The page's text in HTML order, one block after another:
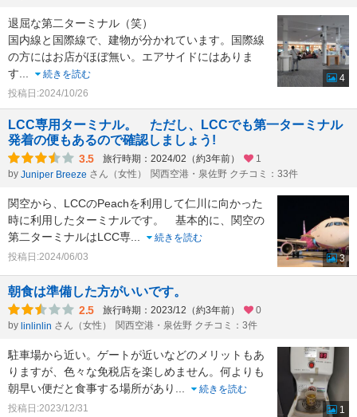
退屈な第二ターミナル（笑）
国内線と国際線で、建物が分かれています。国際線
の方にはお店がほぼ無い。エアサイドにはありま
す
続きを読む
投稿日:2024/10/26
4
LCC専用ターミナル。 ただし、LCCでも第一ターミナル
発着の便もあるので確認しましょう!
3.5 旅行時期：2024/02（約3年前）
1
by Juniper Breeze さん（女性） 関西空港・泉佐野 クチコミ：33件
関空から、LCCのPeachを利用して仁川に向かった
時に利用したターミナルです。 基本的に、関空の
第二ターミナルはLCC専
続きを読む
投稿日:2024/06/03
3
朝食は準備した方がいいです。
2.5 旅行時期：2023/12（約3年前）
0
by linlinlin さん（女性） 関西空港・泉佐野 クチコミ：3件
駐車場から近い。ゲートが近いなどのメリットもあ
りますが、色々な免税店を楽しめません。何よりも
朝早い便だと食事する場所があり
続きを読む
投稿日:2023/12/31
1